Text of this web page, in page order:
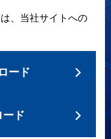
、当社サイトへの
ード
ード